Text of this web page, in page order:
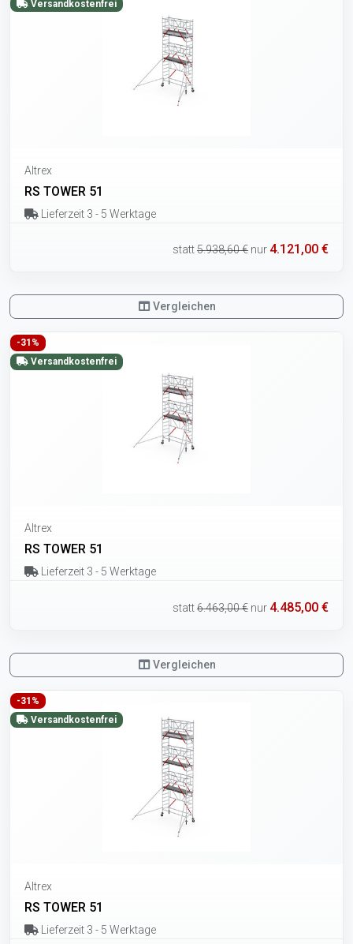
Versandkostenfrei
Altrex
RS TOWER 51
Lieferzeit 3 - 5 Werktage
statt5.938,60 € nur 4.121,00 €
Vergleichen
-31%
Versandkostenfrei
Altrex
RS TOWER 51
Lieferzeit 3 - 5 Werktage
statt6.463,00 € nur 4.485,00 €
Vergleichen
-31%
Versandkostenfrei
Altrex
RS TOWER 51
Lieferzeit 3 - 5 Werktage